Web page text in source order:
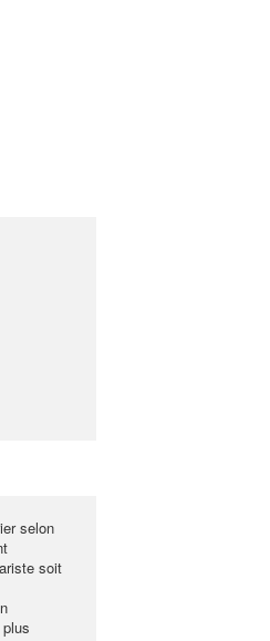
selon
soit